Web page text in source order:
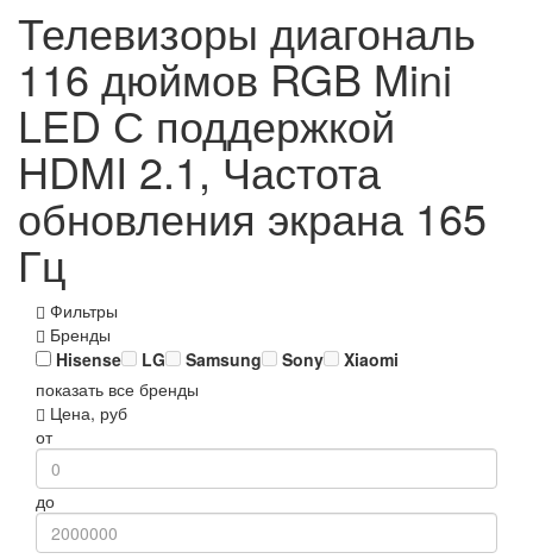
Телевизоры диагональ
116 дюймов RGB Mini
LED С поддержкой
HDMI 2.1, Частота
обновления экрана 165
Гц
Фильтры
Бренды
Hisense
LG Samsung Sony
Xiaomi
показать все бренды
Цена, руб
от
до